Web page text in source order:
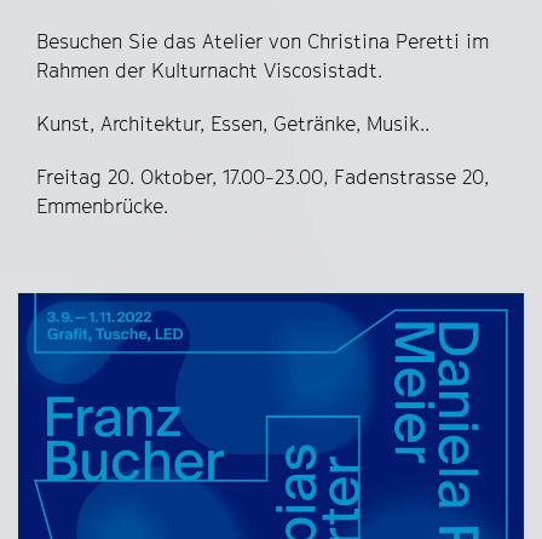
Besuchen Sie das Atelier von Christina Peretti im
Rahmen der Kulturnacht Viscosistadt.
Kunst, Architektur, Essen, Getränke, Musik..
Freitag 20. Oktober, 17.00-23.00, Fadenstrasse 20,
Emmenbrücke.